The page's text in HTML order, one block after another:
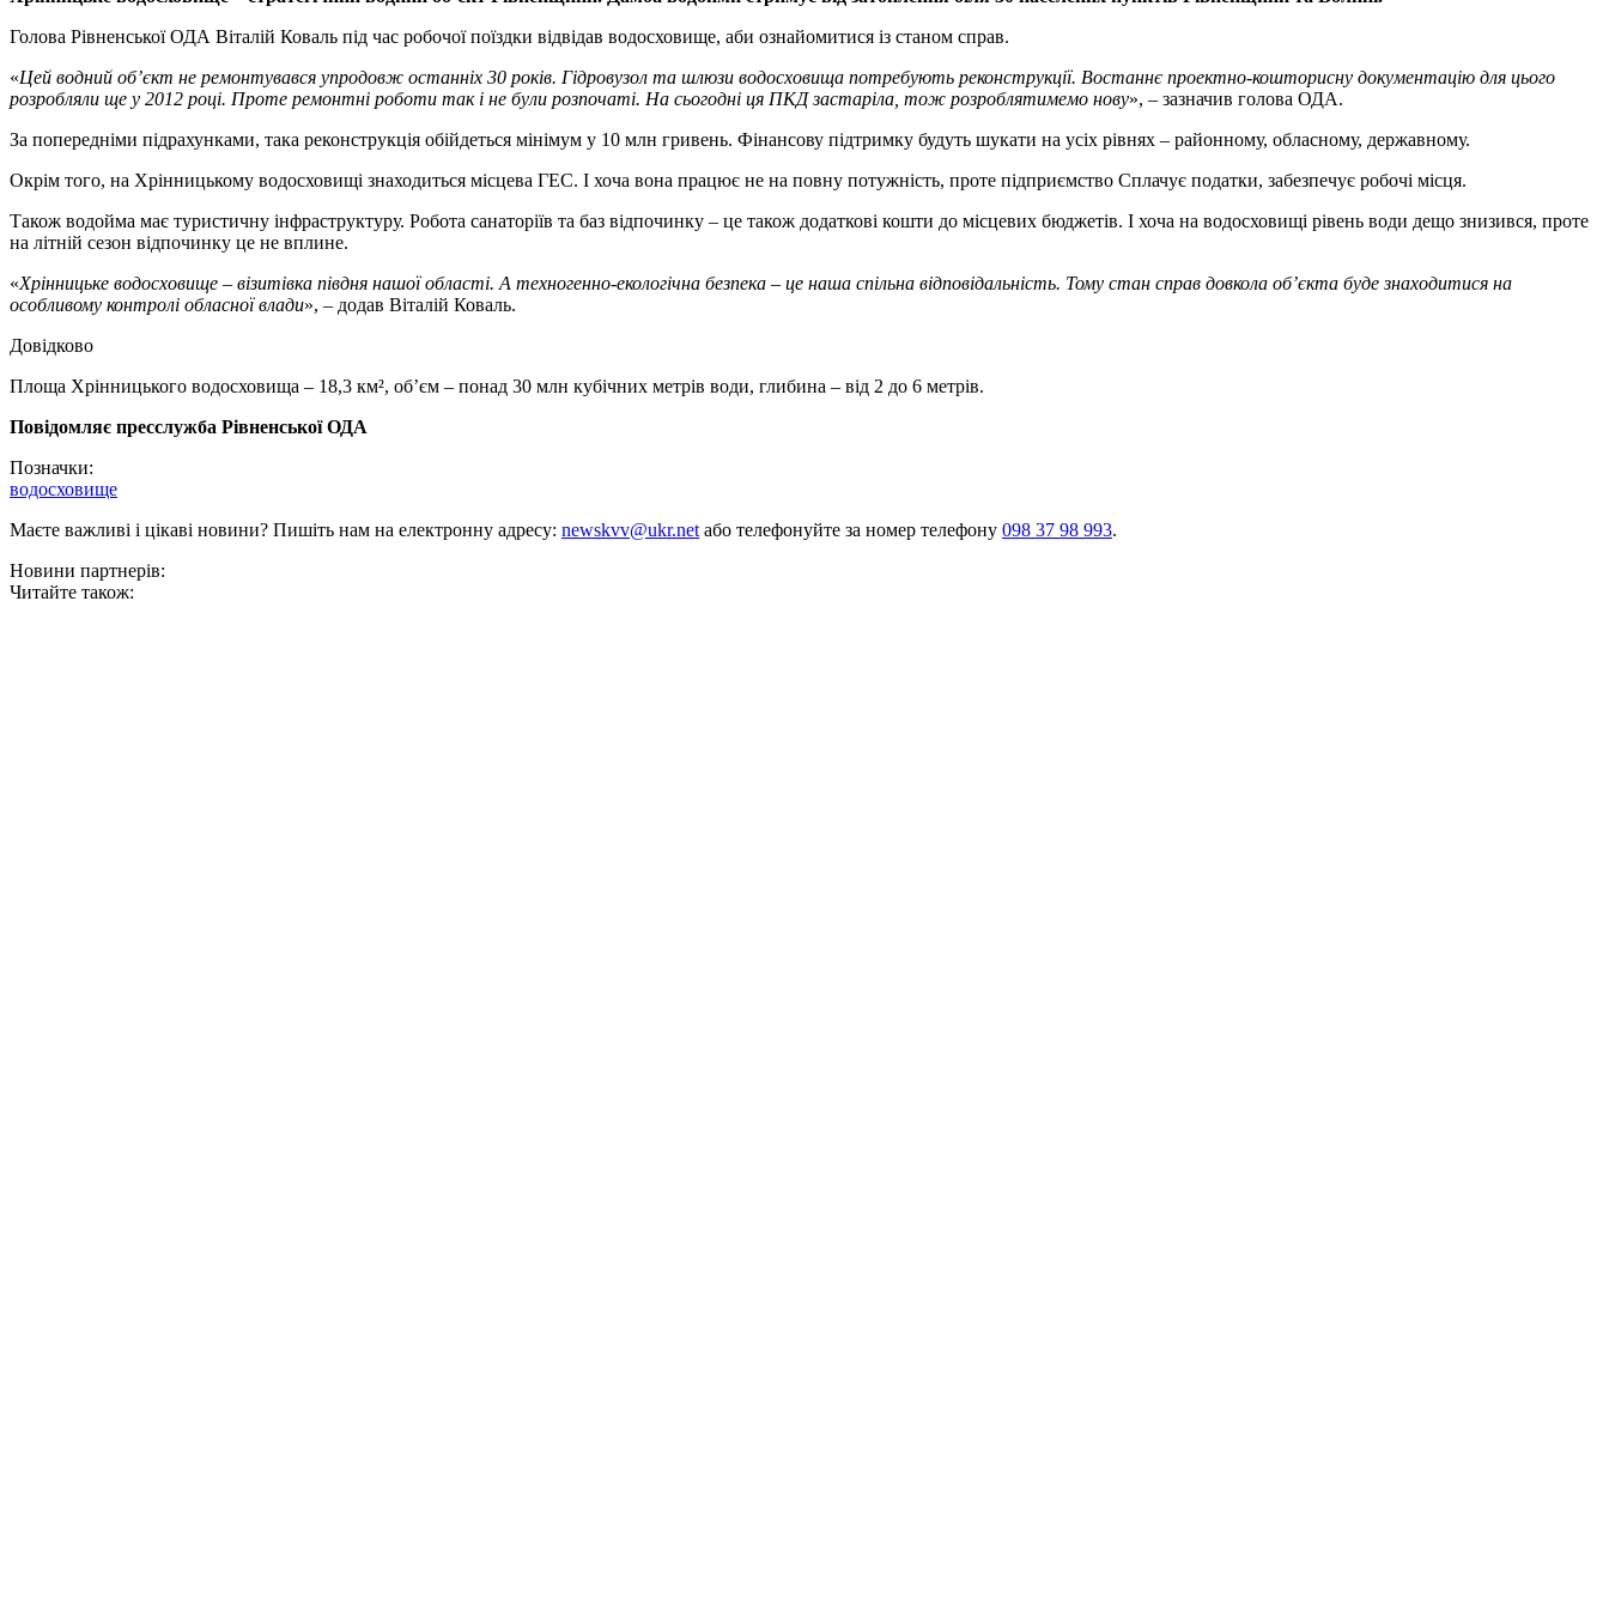
Голова Рівненської ОДА Віталій Коваль під час робочої поїздки відвідав водосховище, аби ознайомитися із станом справ.
«Цей водний об’єкт не ремонтувався упродовж останніх 30 років. Гідровузол та шлюзи водосховища потребують реконструкції. Востаннє проектно-кошторисну документацію для цього
розробляли ще у 2012 році. Проте ремонтні роботи так і не були розпочаті. На сьогодні ця ПКД застаріла, тож розроблятимемо нову», – зазначив голова ОДА.
За попередніми підрахунками, така реконструкція обійдеться мінімум у 10 млн гривень. Фінансову підтримку будуть шукати на усіх рівнях – районному, обласному, державному.
Окрім того, на Хрінницькому водосховищі знаходиться місцева ГЕС. І хоча вона працює не на повну потужність, проте підприємство Сплачує податки, забезпечує робочі місця.
Також водойма має туристичну інфраструктуру. Робота санаторіїв та баз відпочинку – це також додаткові кошти до місцевих бюджетів. І хоча на водосховищі рівень води дещо знизився, проте
на літній сезон відпочинку це не вплине.
«Хрінницьке водосховище – візитівка півдня нашої області. А техногенно-екологічна безпека – це наша спільна відповідальність. Тому стан справ довкола об’єкта буде знаходитися на
особливому контролі обласної влади», – додав Віталій Коваль.
Довідково
Площа Хрінницького водосховища – 18,3 км², об’єм – понад 30 млн кубічних метрів води, глибина – від 2 до 6 метрів.
Повідомляє пресслужба Рівненської ОДА
Позначки:
водосховище
Маєте важливі і цікаві новини? Пишіть нам на електронну адресу: newskvv@ukr.netабо телефонуйте за номер телефону 098 37 98 993.
Новини партнерів:
Читайте також: